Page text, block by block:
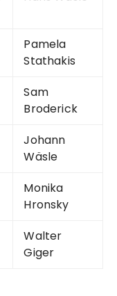
Pamela
Stathakis
Sam
Broderick
Johann
Wäsle
Monika
Hronsky
Walter
Giger